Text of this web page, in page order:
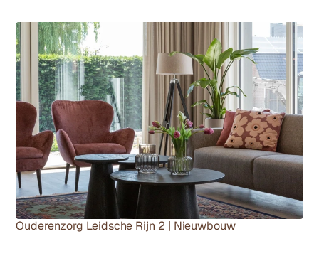
Ouderenzorg Leidsche Rijn 2 | Nieuwbouw